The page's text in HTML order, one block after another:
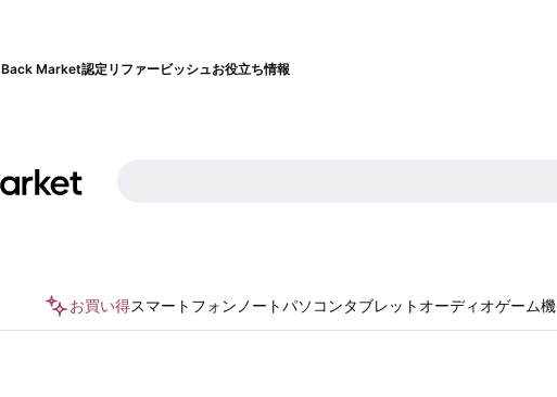
Back Market認定リファービッシュお役立ち情報
お買い得スマートフォン ノートパソコンタブレット オーディオゲーム機